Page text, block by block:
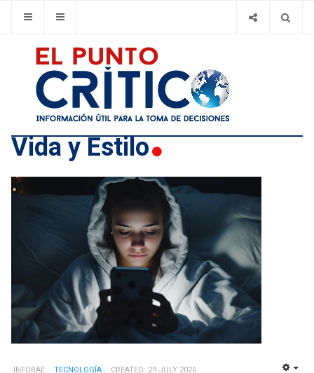
Vida y Estilo
-INFOBAE TECNOLOGÍ­A CREATED: 29 JULY 2026